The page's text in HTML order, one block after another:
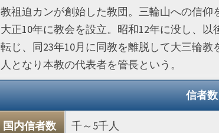
教祖迫カンが創始した教団。三輪山への信
大正10年に教会を設立。昭和12年に没し、
転じ、同23年10月に同教を離脱して大三輪
人となり本教の代表者を管長という。
信者数
国内信者数 千～5千人